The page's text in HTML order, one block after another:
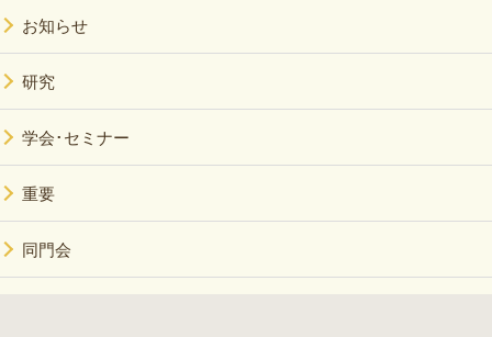
お知らせ
研究
学会･セミナー
重要
同門会